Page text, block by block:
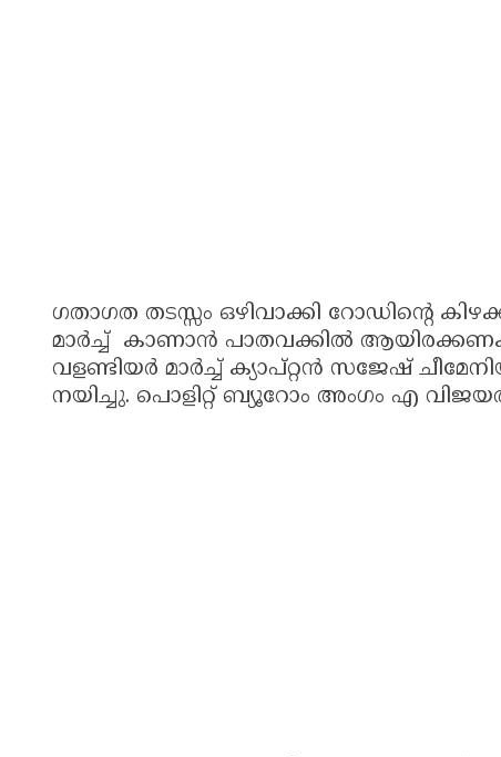
ഗതാഗത തടസ്സം ഒഴിവാക്കി റോഡിന്റെ
മാർച്ച് കാണാൻ പാതവക്കിൽ
വളണ്ടിയർ മാർച്ച്‌ ക്യാപ്റ്റൻ സജേഷ്
നയിച്ചു. പൊളിറ്റ്‌ ബ്യൂറോം അംഗം എ